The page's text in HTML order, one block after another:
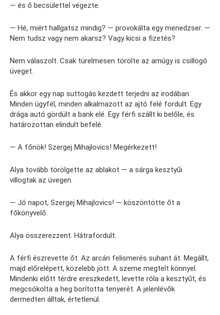
— és ő becsülettel végezte.
— Hé, miért hallgatsz mindig? — provokálta egy menedzser. —
Nem tudsz vagy nem akarsz? Vagy kicsi a fizetés?
Nem válaszolt. Csak türelmesen törölte az amúgy is csillogó
üveget.
És akkor egy nap suttogás kezdett terjedni az irodában.
Minden ügyfél, minden alkalmazott az ajtó felé fordult. Egy
drága autó gördült a bank elé. Egy férfi szállt ki belőle, és
határozottan elindult befelé.
— A főnök! Szergej Mihajlovics! Megérkezett!
Alya tovább törölgette az ablakot — a sárga kesztyűi
villogtak az üvegen.
— Jó napot, Szergej Mihajlovics! — köszöntötte őt a
főkönyvelő.
Alya összerezzent. Hátrafordult.
A férfi észrevette őt. Az arcán felismerés suhant át. Megállt,
majd előrelépett, közelebb jött. A szeme megtelt könnyel.
Mindenki előtt térdre ereszkedett, levette róla a kesztyűt, és
megcsókolta a heg borította tenyerét. A jelenlévők
dermedten álltak, értetlenül.